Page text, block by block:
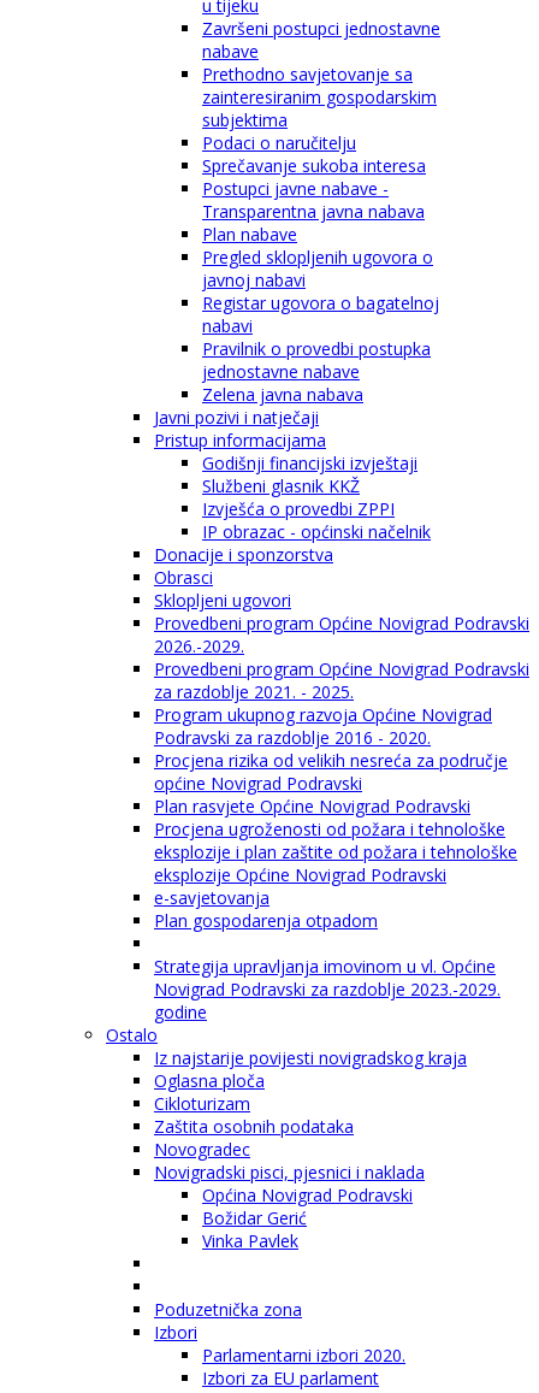
u tijeku
Završeni postupci jednostavne
nabave
Prethodno savjetovanje sa
zainteresiranim gospodarskim
subjektima
Podaci o naručitelju
Sprečavanje sukoba interesa
Postupci javne nabave -
Transparentna javna nabava
Plan nabave
Pregled sklopljenih ugovora o
javnoj nabavi
Registar ugovora o bagatelnoj
nabavi
Pravilnik o provedbi postupka
jednostavne nabave
Zelena javna nabava
Javni pozivi i natječaji
Pristup informacijama
Godišnji financijski izvještaji
Službeni glasnik KKŽ
Izvješća o provedbi ZPPI
IP obrazac - općinski načelnik
Donacije i sponzorstva
Obrasci
Sklopljeni ugovori
Provedbeni program Općine Novigrad Podravski
2026.-2029.
Provedbeni program Općine Novigrad Podravski
za razdoblje 2021. - 2025.
Program ukupnog razvoja Općine Novigrad
Podravski za razdoblje 2016 - 2020.
Procjena rizika od velikih nesreća za područje
općine Novigrad Podravski
Plan rasvjete Općine Novigrad Podravski
Procjena ugroženosti od požara i tehnološke
eksplozije i plan zaštite od požara i tehnološke
eksplozije Općine Novigrad Podravski
e-savjetovanja
Plan gospodarenja otpadom
Strategija upravljanja imovinom u vl. Općine
Novigrad Podravski za razdoblje 2023.-2029.
godine
Ostalo
Iz najstarije povijesti novigradskog kraja
Oglasna ploča
Cikloturizam
Zaštita osobnih podataka
Novogradec
Novigradski pisci, pjesnici i naklada
Općina Novigrad Podravski
Božidar Gerić
Vinka Pavlek
Poduzetnička zona
Izbori
Parlamentarni izbori 2020.
Izbori za EU parlament